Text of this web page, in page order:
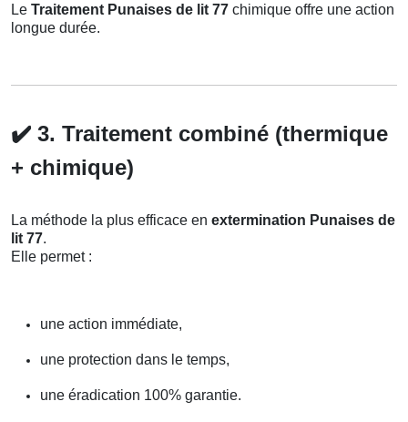
Le Traitement Punaises de lit 77 chimique offre une action
longue durée.
✔️ 3. Traitement combiné (thermique
+ chimique)
La méthode la plus efficace en extermination Punaises de
lit 77.
Elle permet :
une action immédiate,
une protection dans le temps,
une éradication 100% garantie.